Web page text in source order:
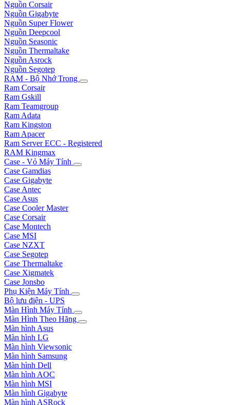
Nguồn Corsair
Nguồn Gigabyte
Nguồn Super Flower
Nguồn Deepcool
Nguồn Seasonic
Nguồn Thermaltake
Nguồn Asrock
Nguồn Segotep
RAM - Bộ Nhớ Trong
Ram Corsair
Ram Gskill
Ram Teamgroup
Ram Adata
Ram Kingston
Ram Apacer
Ram Server ECC - Registered
RAM Kingmax
Case - Vỏ Máy Tính
Case Gamdias
Case Gigabyte
Case Antec
Case Asus
Case Cooler Master
Case Corsair
Case Montech
Case MSI
Case NZXT
Case Segotep
Case Thermaltake
Case Xigmatek
Case Jonsbo
Phụ Kiện Máy Tính
Bộ lưu điện - UPS
Màn Hình Máy Tính
Màn Hình Theo Hãng
Màn hình Asus
Màn hình LG
Màn hình Viewsonic
Màn hình Samsung
Màn hình Dell
Màn hình AOC
Màn hình MSI
Màn hình Gigabyte
Màn hình ASRock